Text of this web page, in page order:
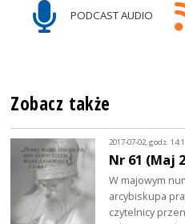
PODCAST AUDIO
Zobacz także
2017-07-02, godz.
Nr 61 (Maj
W majowym
arcybiskupa
czytelnicy